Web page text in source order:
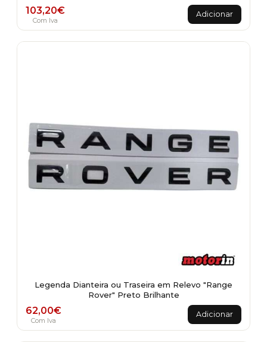
103,20€
Com Iva
Adicionar
Legenda Dianteira ou Traseira em Relevo "Range
Rover" Preto Brilhante
62,00€
Com Iva
Adicionar